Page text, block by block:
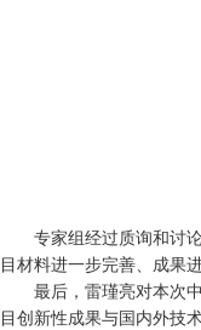
专家组经过质询和讨
目材料进一步完善、成果
最后，雷瑾亮对本次
目创新性成果与国内外技